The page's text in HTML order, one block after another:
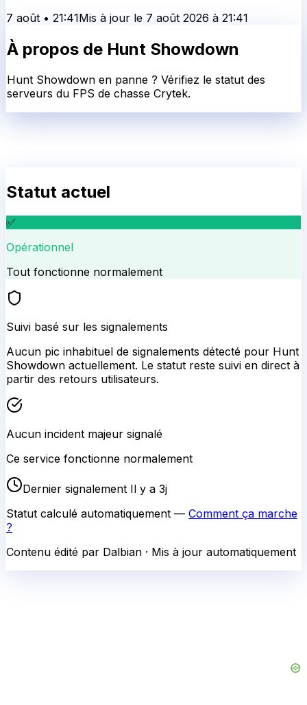
7 août • 21:41Mis à jour le 7 août 2026 à 21:41
À propos de Hunt Showdown
Hunt Showdown en panne ? Vérifiez le statut des
serveurs du FPS de chasse Crytek.
Statut actuel
✅
Opérationnel
Tout fonctionne normalement
Suivi basé sur les signalements
Aucun pic inhabituel de signalements détecté pour Hunt
Showdown actuellement. Le statut reste suivi en direct à
partir des retours utilisateurs.
Aucun incident majeur signalé
Ce service fonctionne normalement
Dernier signalement Il y a 3j
Statut calculé automatiquement — Comment ça marche
?
Contenu édité par Dalbian · Mis à jour automatiquement